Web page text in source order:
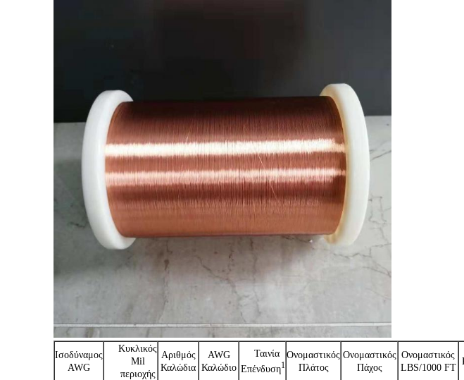
Ισοδύναμος
AWG
Κυκλικός
Mil
περιοχής
Αριθμός
Καλώδια
AWG
Καλώδιο
Ταινία
Επένδυση1
Ονομαστικός
Πλάτος
Ονομαστικός
Πάχος
Ονομαστικός
LBS/1000 FT